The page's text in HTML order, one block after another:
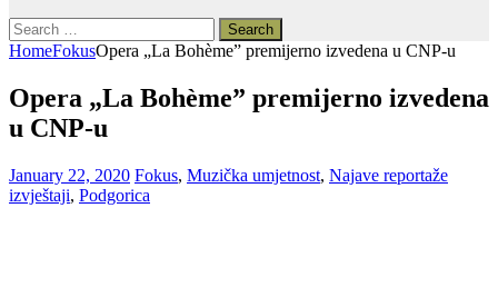
Search
for:
HomeFokusOpera „La Bohème” premijerno izvedena u CNP-u
Opera „La Bohème” premijerno izvedena
u CNP-u
January 22, 2020 Fokus, Muzička umjetnost, Najave reportaže
izvještaji, Podgorica